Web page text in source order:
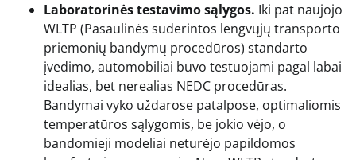
Laboratorinės testavimo sąlygos. Iki pat naujojo
WLTP (Pasaulinės suderintos lengvųjų transporto
priemonių bandymų procedūros) standarto
įvedimo, automobiliai buvo testuojami pagal labai
idealias, bet nerealias NEDC procedūras.
Bandymai vyko uždarose patalpose, optimaliomis
temperatūros sąlygomis, be jokio vėjo, o
bandomieji modeliai neturėjo papildomos